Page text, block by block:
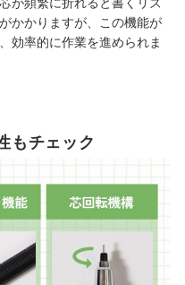
かかりますが、この機能が
効率的に作業を進められま
もチェック